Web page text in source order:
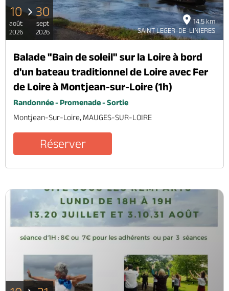
14.5 km
SAINT LEGER-DE-LINIERES
10
août
2026
30
sept
2026
Balade "Bain de soleil" sur la Loire à bord
d'un bateau traditionnel de Loire avec Fer
de Loire à Montjean-sur-Loire (1h)
Randonnée - Promenade - Sortie
Montjean-Sur-Loire, MAUGES-SUR-LOIRE
Réserver